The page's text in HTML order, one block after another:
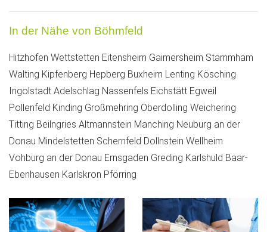
In der Nähe von Böhmfeld
Hitzhofen Wettstetten Eitensheim Gaimersheim Stammham
Walting Kipfenberg Hepberg Buxheim Lenting Kösching
Ingolstadt Adelschlag Nassenfels Eichstätt Egweil
Pollenfeld Kinding Großmehring Oberdolling Weichering
Titting Beilngries Altmannstein Manching Neuburg an der
Donau Mindelstetten Schernfeld Dollnstein Wellheim
Vohburg an der Donau Ernsgaden Greding Karlshuld Baar-
Ebenhausen Karlskron Pförring